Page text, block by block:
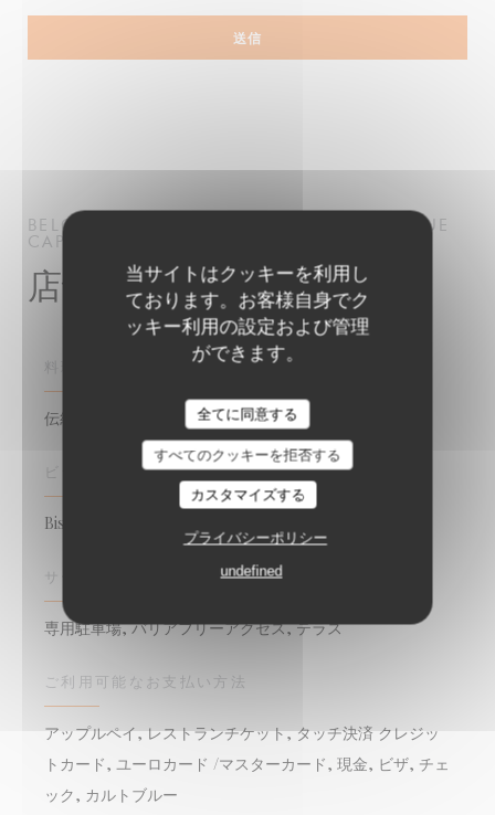
当サイトはクッキーを利用し
ております。お客様自身でク
ッキー利用の設定および管理
ができます。
全てに同意する
すべてのクッキーを拒否する
カスタマイズする
プライバシーポリシー
undefined
BELGRANGE RESTAURANT
BISTRONOMIQUE
CAPPELLE-EN-PÉVÈLE
店舗情報
料理
伝統料理, 新鮮な製品, 自家製
ビジネスタイプ
Bistronomique
専用駐車場, バリアフリーアクセス, テラス
ご利用可能なお支払い方法
アップルペイ, レストランチケット, タッチ決済 クレジッ
トカード, ユーロカード /マスターカード, 現金, ビザ, チェ
ック, カルトブルー
BELGRANGE restaurant